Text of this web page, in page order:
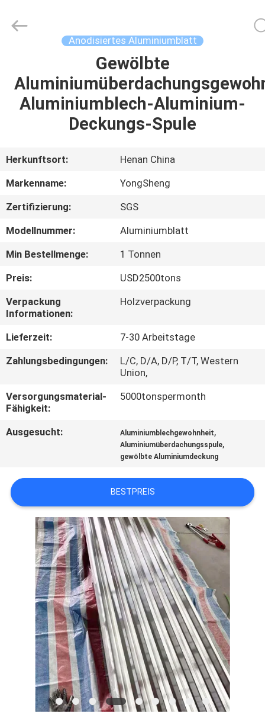
PRODUKTE
UNS
AUSFLUG
QUALITÄTSKONTROLLE
TRETEN
SIE
MIT
UNS
VERBINDUNG
NACHRICHTEN
FORDERN
SIE EIN
ZITAT
SITEMAP
DATENSCHUTZRICHTLINIE
Industry
Co.,Ltd..
Anodisiertes Aluminiumblatt
Gewölbte
Aluminiumblech-Aluminium-
Deckungs-Spule
Herkunftsort:
Henan China
Markenname:
YongSheng
Zertifizierung:
SGS
Modellnummer:
Aluminiumblatt
Min Bestellmenge:
1 Tonnen
Preis:
USD2500tons
Verpackung
Informationen:
Holzverpackung
Lieferzeit:
7-30 Arbeitstage
Zahlungsbedingungen:
L/C, D/A, D/P, T/T, Western
Union,
Versorgungsmaterial-
Fähigkeit:
5000tonspermonth
Ausgesucht: Aluminiumblechgewohnheit,
Aluminiumüberdachungsspule,
gewölbte Aluminiumdeckung
BESTPREIS